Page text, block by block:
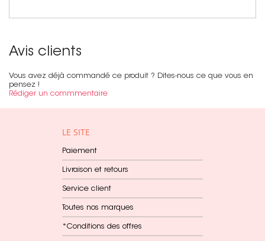
Avis clients
Vous avez déjà commandé ce produit ? Dites-nous ce que vous en
pensez !
Rédiger un commmentaire
LE SITE
Paiement
Livraison et retours
Service client
Toutes nos marques
*Conditions des offres